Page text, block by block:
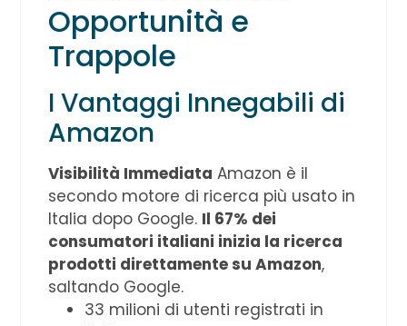
Opportunità e
Trappole
I Vantaggi Innegabili di
Amazon
Visibilità Immediata Amazon è il
secondo motore di ricerca più usato in
Italia dopo Google. Il 67% dei
consumatori italiani inizia la ricerca
prodotti direttamente su Amazon,
saltando Google.
33 milioni di utenti registrati in